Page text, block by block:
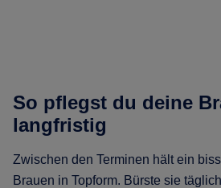
So pflegst du deine
langfristig
Zwischen den Terminen hält ein
Brauen in Topform. Bürste sie